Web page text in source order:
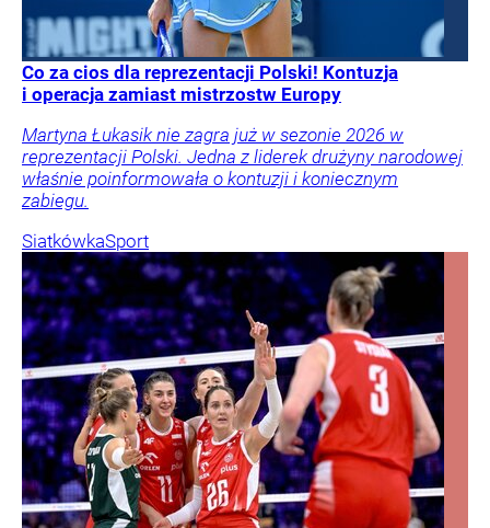
Co za cios dla reprezentacji Polski! Kontuzja
i operacja zamiast mistrzostw Europy
Martyna Łukasik nie zagra już w sezonie 2026 w
reprezentacji Polski. Jedna z liderek drużyny narodowej
właśnie poinformowała o kontuzji i koniecznym
zabiegu.
SiatkówkaSport